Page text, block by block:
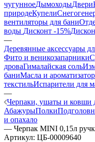
чугунноеДымоходыДвери
природеКупели
вентиляторы для бани
воды Дисконт -15%
—
Деревянные аксессуары
Фито и веникозапарники
дроваГималайская соль
баниМасла и
текстильИспарители для
—
Черпаки, ушаты и ковши
АбажурыПолки
и опахало
— Черпак MINI 0,15л
Артикул: ЦБ-00009640